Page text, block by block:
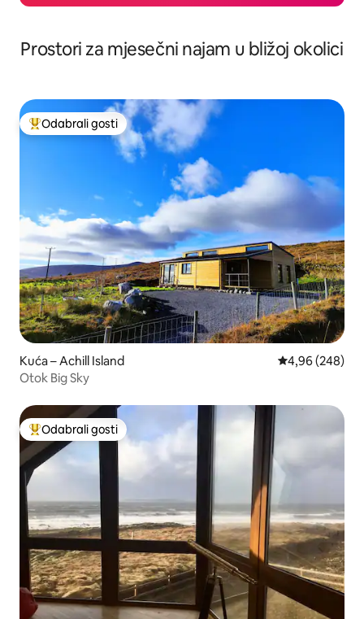
Prostori za mjesečni najam u bližoj okolici
Među najviše rangiranima s oznakom „Odabrali gosti”
Odabrali gosti
Kuća – Achill Island Prosječna
4,96 (248)
Otok Big Sky
Među najviše rangiranima s oznakom „Odabrali gosti”
Odabrali gosti